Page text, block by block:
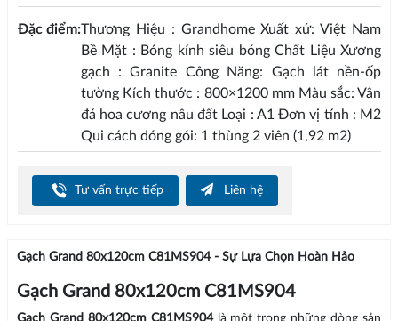
Đặc điểm:Thương Hiệu : Grandhome Xuất xứ: Việt Nam
Bề Mặt : Bóng kính siêu bóng Chất Liệu Xương
gạch : Granite Công Năng: Gạch lát nền-ốp
tường Kích thước : 800×1200 mm Màu sắc: Vân
đá hoa cương nâu đất Loại : A1 Đơn vị tính : M2
Qui cách đóng gói: 1 thùng 2 viên (1,92 m2)
Tư vấn trực tiếp Liên hệ
Gạch Grand 80x120cm C81MS904 - Sự Lựa Chọn Hoàn Hảo
Gạch Grand 80x120cm C81MS904
Gạch Grand 80x120cm C81MS904là một trong những dòng sản